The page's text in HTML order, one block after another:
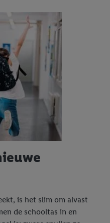
is het slim om alvast
de schooltas in en